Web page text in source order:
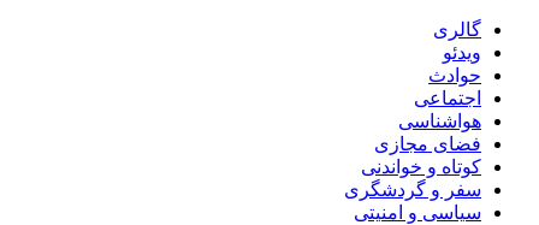
گالری
ویدئو
حوادث
اجتماعی
هواشناسی
فضای مجازی
کوتاه و خواندنی
سفر و گردشگری
سیاسی و امنیتی